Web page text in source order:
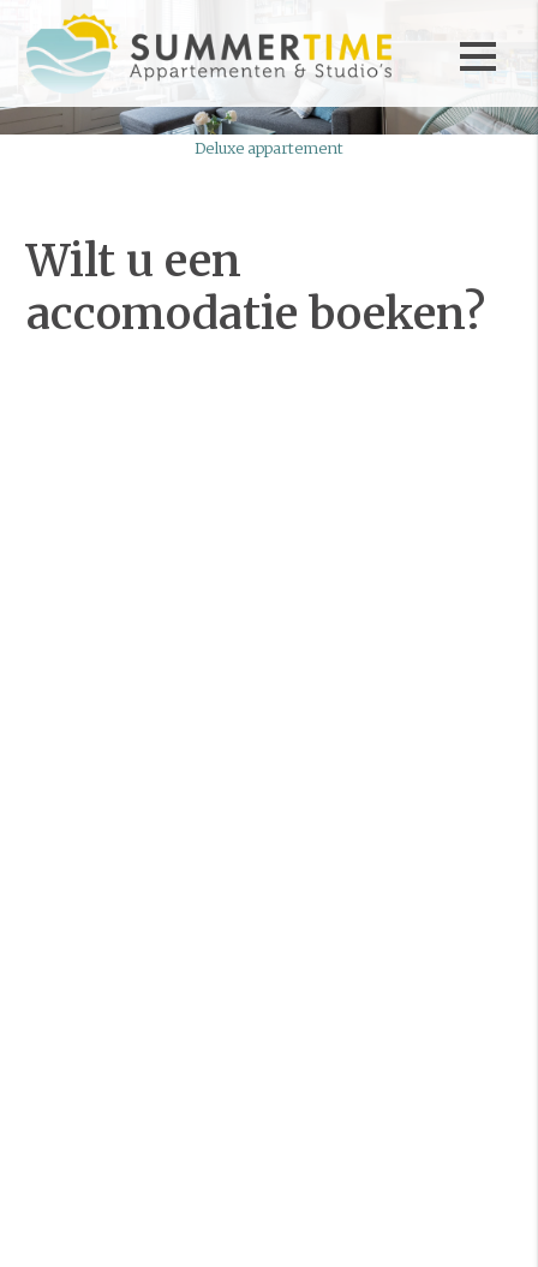
Deluxe appartement
Wilt u een
accomodatie boeken?